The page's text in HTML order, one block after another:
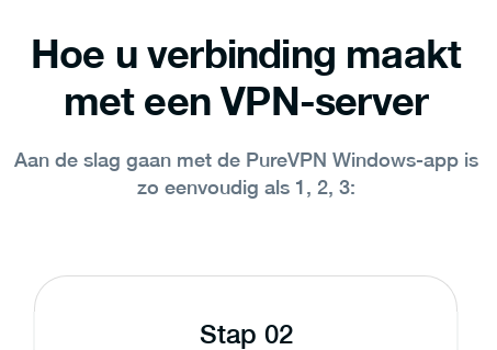
Hoe u verbinding maakt
met een VPN-server
Aan de slag gaan met de PureVPN Windows-app is
zo eenvoudig als 1, 2, 3:
Stap 02